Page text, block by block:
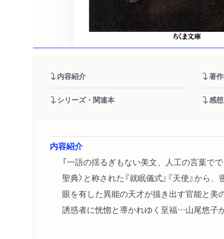
内容紹介 著
シリーズ・関連本 感
内容紹介
「一語の揺るぎもない美文、人工の言葉で
聖典〉と称された『就眠儀式』『天使』か
眼を有した異能の天才が描き出す官能と
誘惑者に恍惚と導かれゆく至福…山尾悠子